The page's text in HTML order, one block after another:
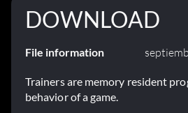
DOWNLOAD
File information
Trainers are memory resident
behavior of a game.